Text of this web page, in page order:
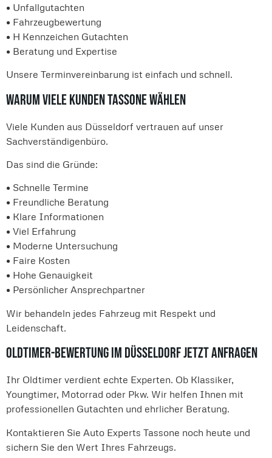
• Unfallgutachten
• Fahrzeugbewertung
• H Kennzeichen Gutachten
• Beratung und Expertise
Unsere Terminvereinbarung ist einfach und schnell.
Warum viele Kunden Tassone wählen
Viele Kunden aus Düsseldorf vertrauen auf unser
Sachverständigenbüro.
Das sind die Gründe:
• Schnelle Termine
• Freundliche Beratung
• Klare Informationen
• Viel Erfahrung
• Moderne Untersuchung
• Faire Kosten
• Hohe Genauigkeit
• Persönlicher Ansprechpartner
Wir behandeln jedes Fahrzeug mit Respekt und
Leidenschaft.
Oldtimer-Bewertung im Düsseldorf jetzt anfragen
Ihr Oldtimer verdient echte Experten. Ob Klassiker,
Youngtimer, Motorrad oder Pkw. Wir helfen Ihnen mit
professionellen Gutachten und ehrlicher Beratung.
Kontaktieren Sie Auto Experts Tassone noch heute und
sichern Sie den Wert Ihres Fahrzeugs.